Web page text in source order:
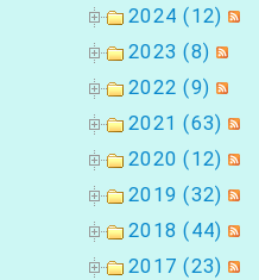
ン
2024 (12)
2023 (8)
2022 (9)
2021 (63)
2020 (12)
2019 (32)
2018 (44)
2017 (23)